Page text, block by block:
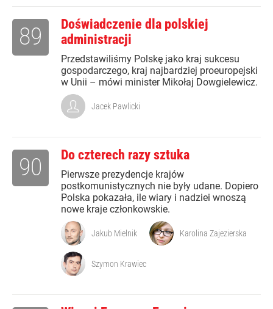
Doświadczenie dla polskiej
administracji
Przedstawiliśmy Polskę jako kraj sukcesu
gospodarczego, kraj najbardziej proeuropejski
w Unii – mówi minister Mikołaj Dowgielewicz.
89
Jacek Pawlicki
Do czterech razy sztuka
Pierwsze prezydencje krajów
postkomunistycznych nie były udane. Dopiero
Polska pokazała, ile wiary i nadziei wnoszą
nowe kraje członkowskie.
90
Jakub Mielnik Karolina Zajezierska
Szymon Krawiec